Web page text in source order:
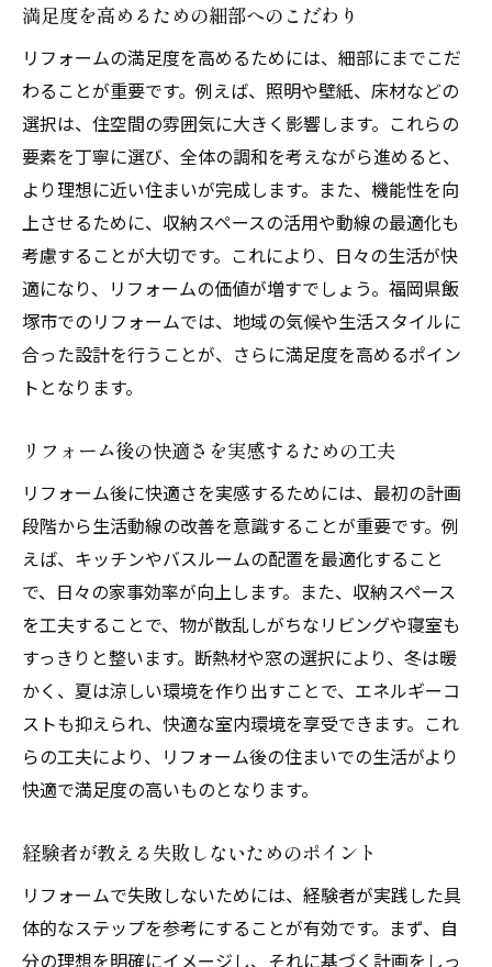
満足度を高めるための細部へのこだわり
リフォームの満足度を高めるためには、細部にまでこだ
わることが重要です。例えば、照明や壁紙、床材などの
選択は、住空間の雰囲気に大きく影響します。これらの
要素を丁寧に選び、全体の調和を考えながら進めると、
より理想に近い住まいが完成します。また、機能性を向
上させるために、収納スペースの活用や動線の最適化も
考慮することが大切です。これにより、日々の生活が快
適になり、リフォームの価値が増すでしょう。福岡県飯
塚市でのリフォームでは、地域の気候や生活スタイルに
合った設計を行うことが、さらに満足度を高めるポイン
トとなります。
リフォーム後の快適さを実感するための工夫
リフォーム後に快適さを実感するためには、最初の計画
段階から生活動線の改善を意識することが重要です。例
えば、キッチンやバスルームの配置を最適化すること
で、日々の家事効率が向上します。また、収納スペース
を工夫することで、物が散乱しがちなリビングや寝室も
すっきりと整います。断熱材や窓の選択により、冬は暖
かく、夏は涼しい環境を作り出すことで、エネルギーコ
ストも抑えられ、快適な室内環境を享受できます。これ
らの工夫により、リフォーム後の住まいでの生活がより
快適で満足度の高いものとなります。
経験者が教える失敗しないためのポイント
リフォームで失敗しないためには、経験者が実践した具
体的なステップを参考にすることが有効です。まず、自
分の理想を明確にイメージし、それに基づく計画をしっ